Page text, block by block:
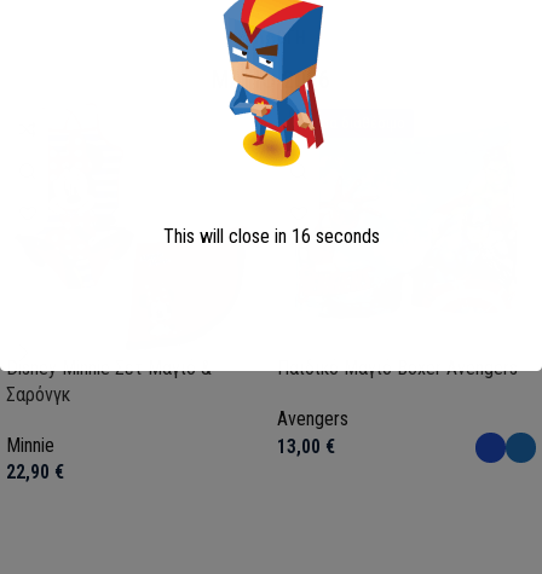
ΣΥΛΛΟΓΗ
ΜΑΓΙΟ 2026
Disney Minnie Σετ Μαγιό &
Σαρόνγκ
Minnie
22,90 €
Άμεσα διαθέσιμο
HOT
Παιδικό Μαγιό Boxer Avengers
Avengers
13,00 €
This will close in 15 seconds